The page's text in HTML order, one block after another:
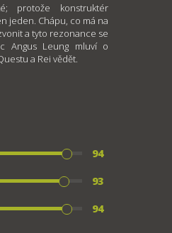
protože konstruktér
jeden. Chápu, co má na
a tyto rezonance se
Angus Leung mluví o
a Rei vědět.
94
93
94